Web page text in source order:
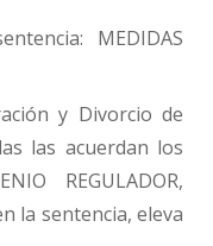
MEDIDAS
y Divorcio de
las acuerdan los
REGULADOR,
la sentencia, eleva